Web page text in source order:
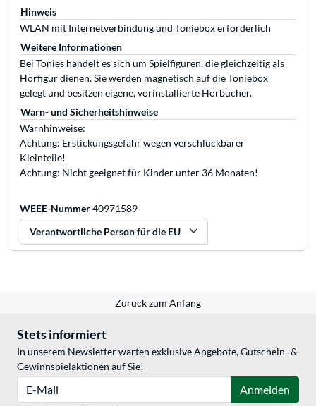
Hinweis
WLAN mit Internetverbindung und Toniebox erforderlich
Weitere Informationen
Bei Tonies handelt es sich um Spielfiguren, die gleichzeitig als
Hörfigur dienen. Sie werden magnetisch auf die Toniebox
gelegt und besitzen eigene, vorinstallierte Hörbücher.
Warn- und Sicherheitshinweise
Warnhinweise:
Achtung: Erstickungsgefahr wegen verschluckbarer
Kleinteile!
Achtung: Nicht geeignet für Kinder unter 36 Monaten!
WEEE-Nummer40971589
Verantwortliche Person für die EU
Zurück zum Anfang
Stets informiert
In unserem Newsletter warten exklusive Angebote, Gutschein- &
Gewinnspielaktionen auf Sie!
Anmelden